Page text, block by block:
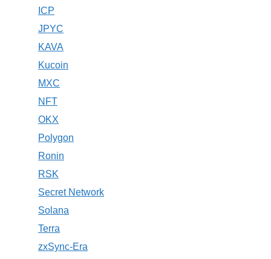
ICP
JPYC
KAVA
Kucoin
MXC
NFT
OKX
Polygon
Ronin
RSK
Secret Network
Solana
Terra
zxSync-Era